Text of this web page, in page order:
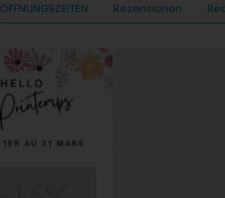
ÖFFNUNGSZEITEN Rezensionen